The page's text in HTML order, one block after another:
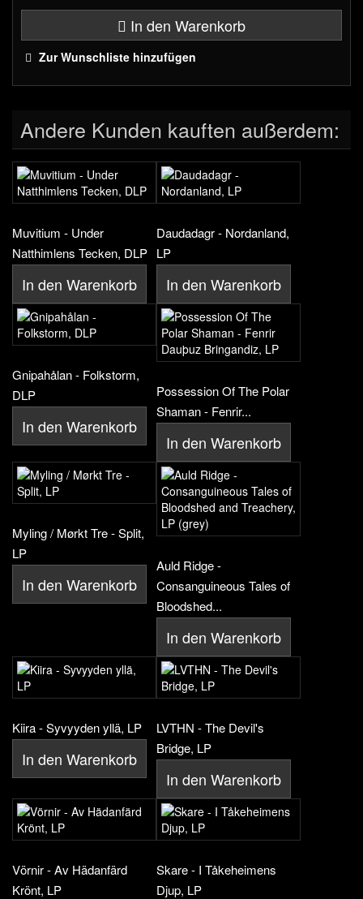
In den Warenkorb
Zur Wunschliste hinzufügen
Andere Kunden kauften außerdem:
Muvitium - Under
Natthimlens Tecken, DLP
In den Warenkorb
Daudadagr - Nordanland,
LP
In den Warenkorb
Gnipahålan - Folkstorm,
DLP
In den Warenkorb
Possession Of The Polar
Shaman - Fenrir...
In den Warenkorb
Myling / Mørkt Tre - Split,
LP
In den Warenkorb
Auld Ridge -
Consanguineous Tales of
Bloodshed...
In den Warenkorb
Kiira - Syvyyden yllä, LP
In den Warenkorb
LVTHN - The Devil's
Bridge, LP
In den Warenkorb
Vörnir - Av Hädanfärd
Krönt, LP
Skare - I Tåkeheimens
Djup, LP